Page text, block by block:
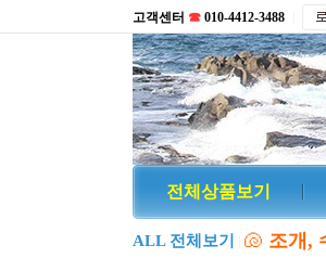
고객센터 ☎ 010-4412-3488
전체상품보기
ALL 전체보기 🐚 조개,